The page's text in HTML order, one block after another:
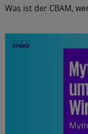
Was ist der CBAM,